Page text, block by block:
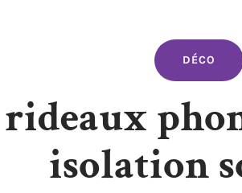
DÉCO
isolation